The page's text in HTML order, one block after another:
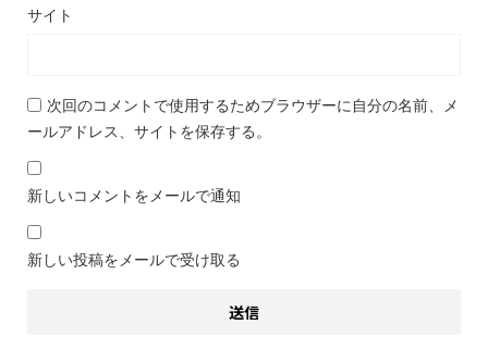
サイト
次回のコメントで使用するためブラウザーに自分の名前、メ
ールアドレス、サイトを保存する。
新しいコメントをメールで通知
新しい投稿をメールで受け取る